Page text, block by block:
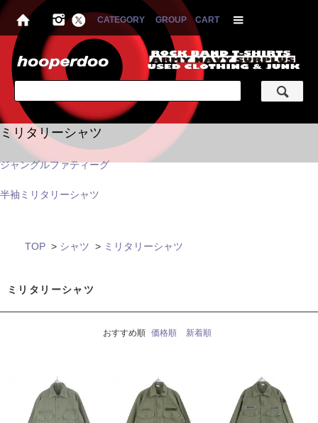
CATEGORY GROUP CART
ミリタリーシャツ
ジャングルファティーグ
半袖ミリタリーシャツ
TOP > シャツ > ミリタリーシャツ
ミリタリーシャツ
おすすめ順 価格順 新着順